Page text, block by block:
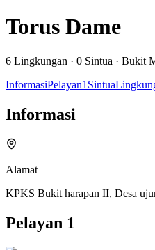
Torus Dame
6 Lingkungan · 0 Sintua · Bukit
InformasiPelayan1 Sintua
Informasi
Alamat
KPKS Bukit harapan II, Desa
Pelayan 1